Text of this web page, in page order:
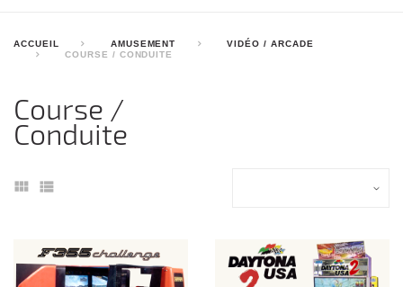
ACCUEIL AMUSEMENT
VIDÉO / ARCADE
COURSE / CONDUITE
Course /
Conduite